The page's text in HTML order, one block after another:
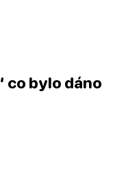
co bylo dáno